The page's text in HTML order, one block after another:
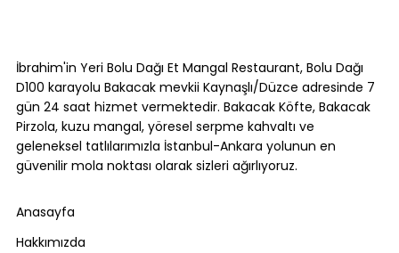
Tek Yer: Bakacak Mevkii [2026]
İbrahim'in Yeri Bolu Dağı Et Mangal Restaurant, Bolu Dağı
D100 karayolu Bakacak mevkii Kaynaşlı/Düzce adresinde 7
gün 24 saat hizmet vermektedir. Bakacak Köfte, Bakacak
Pirzola, kuzu mangal, yöresel serpme kahvaltı ve
geleneksel tatlılarımızla İstanbul-Ankara yolunun en
güvenilir mola noktası olarak sizleri ağırlıyoruz.
Anasayfa
Hakkımızda